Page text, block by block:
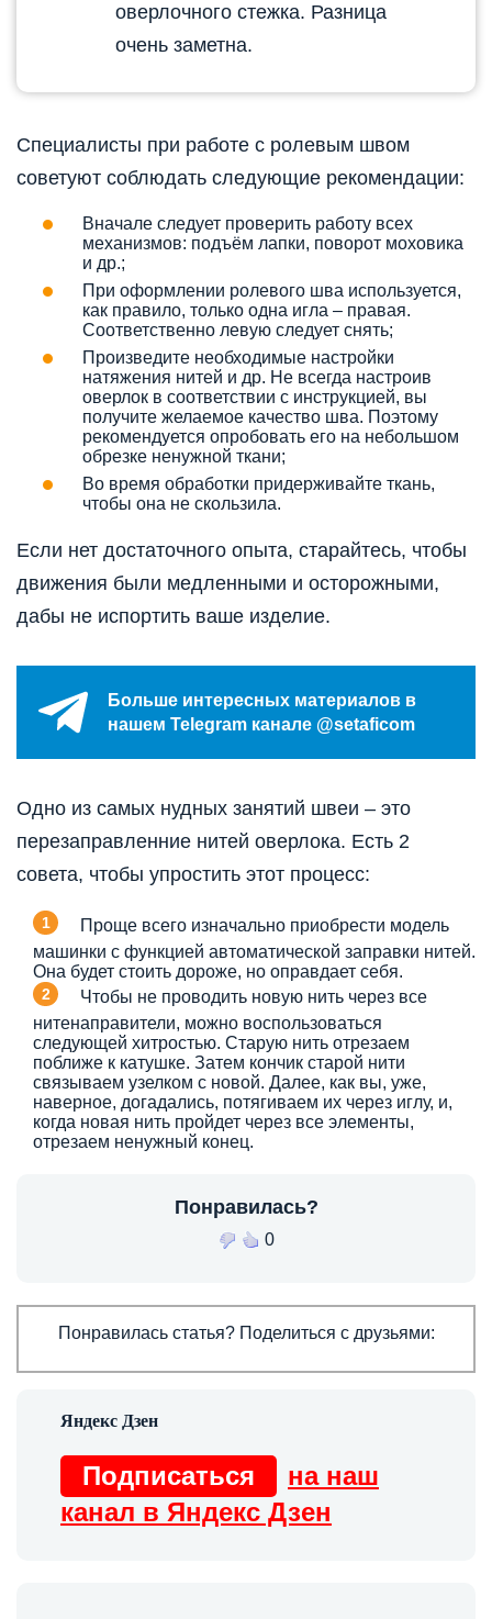
оверлочного стежка. Разница
очень заметна.
Специалисты при работе с ролевым швом
советуют соблюдать следующие рекомендации:
Вначале следует проверить работу всех
механизмов: подъём лапки, поворот моховика
и др.;
При оформлении ролевого шва используется,
как правило, только одна игла – правая.
Соответственно левую следует снять;
Произведите необходимые настройки
натяжения нитей и др. Не всегда настроив
оверлок в соответствии с инструкцией, вы
получите желаемое качество шва. Поэтому
рекомендуется опробовать его на небольшом
обрезке ненужной ткани;
Во время обработки придерживайте ткань,
чтобы она не скользила.
Если нет достаточного опыта, старайтесь, чтобы
движения были медленными и осторожными,
дабы не испортить ваше изделие.
Больше интересных материалов в
нашем Telegram канале @setaficom
Одно из самых нудных занятий швеи – это
перезаправленние нитей оверлока. Есть 2
совета, чтобы упростить этот процесс:
Проще всего изначально приобрести модель
машинки с функцией автоматической заправки нитей.
Она будет стоить дороже, но оправдает себя.
Чтобы не проводить новую нить через все
нитенаправители, можно воспользоваться
следующей хитростью. Старую нить отрезаем
поближе к катушке. Затем кончик старой нити
связываем узелком с новой. Далее, как вы, уже,
наверное, догадались, потягиваем их через иглу, и,
когда новая нить пройдет через все элементы,
отрезаем ненужный конец.
Понравилась?
0
Понравилась статья? Поделиться с друзьями:
Подписаться
на наш
канал в Яндекс Дзен